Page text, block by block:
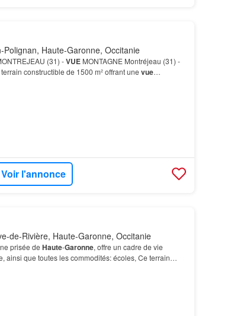
Polignan, Haute-Garonne, Occitanie
(31) -VUEMONTAGNE Montréjeau (31) -
constructible de 1500 m² offrant une vue
Voir l'annonce
de-Rivière, Haute-Garonne, Occitanie
prisée de Haute-Garonne, offre un cadre de vie
ainsi que toutes les commodités: écoles, Ce terrain